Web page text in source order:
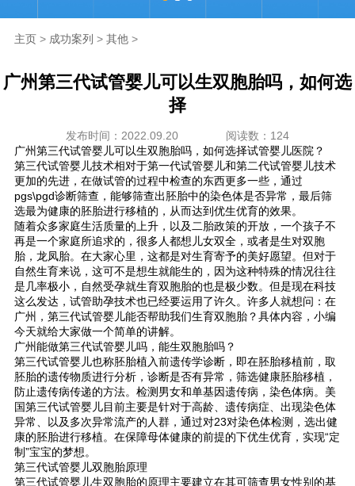
新闻资讯
走进坤和
联系我们
主页> 成功案列 > 其他>
广州第三代试管婴儿可以生双胞胎吗，如何选
择
发布时间：2022.09.20
阅读数：124
广州第三代试管婴儿可以生双胞胎吗，如何选择试管婴儿医院？
第三代试管婴儿技术相对于第一代试管婴儿和第二代试管婴儿技术
更加的先进，在做试管的过程中检查的东西更多一些，通过
pgs\pgd诊断筛查，能够筛查出胚胎中的染色体是否异常，最后筛
选最为健康的胚胎进行移植的，从而达到优生优育的效果。
随着众多家庭生活质量的上升，以及二胎政策的开放，一个孩子不
再是一个家庭所追求的，很多人都想儿女双全，或者是生对双胞
胎，龙凤胎。在大家心里，这都是对生育寄予的美好愿望。但对于
自然生育来说，这可不是想生就能生的，因为这种特殊的情况往往
是几率极小，自然受孕就生育双胞胎的也是极少数。但是现在科技
这么发达，试管助孕技术也已经要运用了许久。许多人就想问：在
广州，第三代试管婴儿能否帮助我们生育双胞胎？具体内容，小编
今天就给大家做一个简单的讲解。
广州能做第三代试管婴儿吗，能生双胞胎吗？
第三代试管婴儿也称胚胎植入前遗传学诊断，即在胚胎移植前，取
胚胎的遗传物质进行分析，诊断是否有异常，筛选健康胚胎移植，
防止遗传病传递的方法。检测男女和单基因遗传病，染色体病。美
国第三代试管婴儿目前主要是针对于高龄、遗传病症、出现染色体
异常、以及多次异常流产的人群，通过对23对染色体检测，选出健
康的胚胎进行移植。在保障母体健康的前提的下优生优育，实现“定
制”宝宝的梦想。
第三代试管婴儿双胞胎原理
第三代试管婴儿生双胞胎的原理主要建立在其可筛查男女性别的基